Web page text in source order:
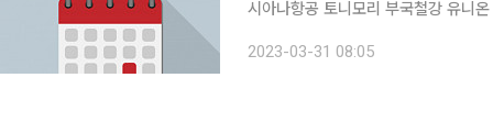
시아나항공 토니모리 부국철강 유니
기 신풍제약 SUN&L 티웨이홀딩스
2023-03-31 08:05